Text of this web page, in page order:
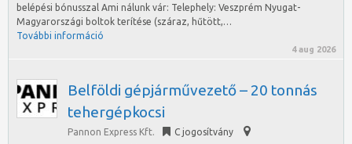
belépési bónusszal Ami nálunk vár: Telephely: Veszprém Nyugat-
Magyarországi boltok terítése (száraz, hűtött,…
További információ
4 aug 2026
Belföldi gépjárművezető – 20 tonnás
tehergépkocsi
Pannon Express Kft.
C jogosítvány